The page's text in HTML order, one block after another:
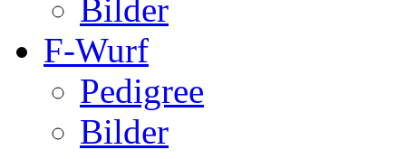
Bilder
F-Wurf
Pedigree
Bilder